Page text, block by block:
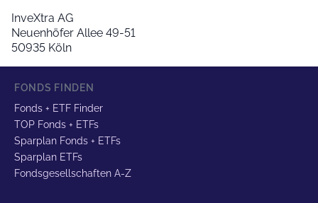
InveXtra AG
Neuenhöfer Allee 49-51
50935 Köln
FONDS FINDEN
Fonds + ETF Finder
TOP Fonds + ETFs
Sparplan Fonds + ETFs
Sparplan ETFs
Fondsgesellschaften A-Z